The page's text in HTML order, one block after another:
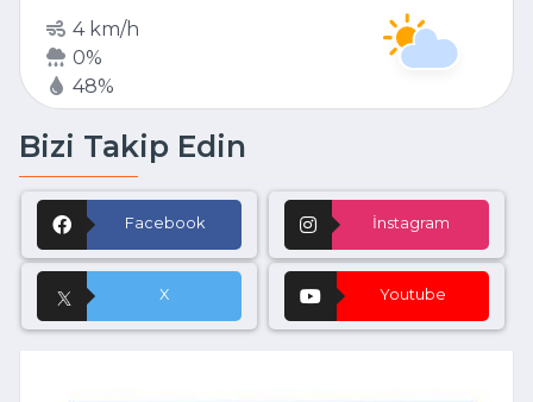
4 km/h
0%
48%
Bizi Takip Edin
Facebook İnstagram
X Youtube